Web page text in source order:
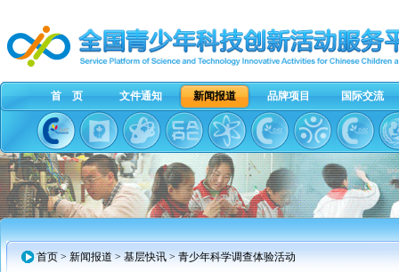
首 页 文件通知 新闻报道 品牌项目 国际交流
首页 > 新闻报道 > 基层快讯 > 青少年科学调查体验活动